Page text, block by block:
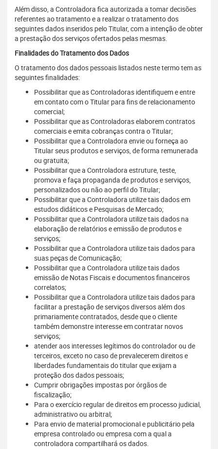
Além disso, a Controladora fica autorizada a tomar decisões
referentes ao tratamento e a realizar o tratamento dos
seguintes dados inseridos pelo Titular, com a intenção de obter
a prestação dos serviços ofertados pelas mesmas.
Finalidades do Tratamento dos Dados
O tratamento dos dados pessoais listados neste termo tem as
seguintes finalidades:
Possibilitar que as Controladoras identifiquem e entre
em contato com o Titular para fins de relacionamento
comercial;
Possibilitar que as Controladoras elaborem contratos
comerciais e emita cobranças contra o Titular;
Possibilitar que a Controladora envie ou forneça ao
Titular seus produtos e serviços, de forma remunerada
ou gratuita;
Possibilitar que a Controladora estruture, teste,
promova e faça propaganda de produtos e serviços,
personalizados ou não ao perfil do Titular;
Possibilitar que a Controladora utilize tais dados em
estudos didáticos e Pesquisas de Mercado;
Possibilitar que a Controladora utilize tais dados na
elaboração de relatórios e emissão de produtos e
serviços;
Possibilitar que a Controladora utilize tais dados para
suas peças de Comunicação;
Possibilitar que a Controladora utilize tais dados
emissão de Notas Fiscais e documentos financeiros
correlatos;
Possibilitar que a Controladora utilize tais dados para
facilitar a prestação de serviços diversos além dos
primariamente contratados, desde que o cliente
também demonstre interesse em contratar novos
serviços;
atender aos interesses legítimos do controlador ou de
terceiros, exceto no caso de prevalecerem direitos e
liberdades fundamentais do titular que exijam a
proteção dos dados pessoais;
Cumprir obrigações impostas por órgãos de
fiscalização;
Para o exercício regular de direitos em processo judicial,
administrativo ou arbitral;
Para envio de material promocional e publicitário pela
empresa controlado ou empresa com a qual a
controladora compartilhará os dados.